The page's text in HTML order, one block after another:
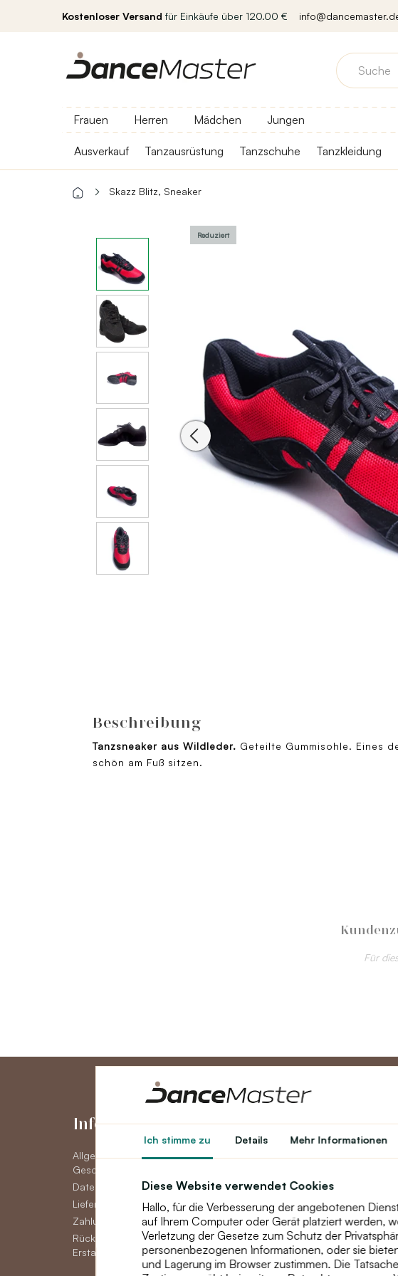
Ich stimme zu Details Mehr Informationen
Diese Website verwendet Cookies
Hallo, für die Verbesserung der angebotenen
auf Ihrem Computer oder Gerät platziert werden,
Verletzung der Gesetze zum Schutz der
personenbezogenen Informationen, oder sie
und Lagerung im Browser zustimmen. Die
Kostenloser Versand für Einkäufe über 120.00 €
Frauen Herren Mädchen Jungen
Ausverkauf Tanzausrüstung Tanzschuhe Tanzkleidung
Skazz Blitz, Sneaker
Reduziert
Beschreibung
Tanzsneaker aus Wildleder. Geteilte Gummisohle. Eines
schön am Fuß sitzen.
Für
Informationen
Allgemeine
Geschäftsbedingungen
Datenschutzerklärung DSGVO
Lieferoptionen
Zahlungsmöglichkeiten
Rückgabe, Umtausch oder
Erstattung von Waren
Konto
Konto
Newsletter